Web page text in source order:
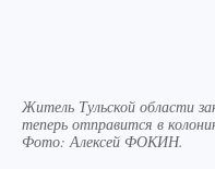
Житель Тульской области
теперь отправится в
Фото:Алексей ФОКИН.